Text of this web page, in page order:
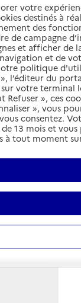
de Agen.
votre
destinés à
des
de campagne
et afficher de
et de
politique
l’éditeur du
votre terminal
Refuser », ces
», vous
consentez.
13 mois et
tout moment